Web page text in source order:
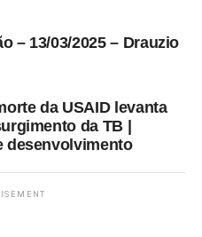
– 13/03/2025 – Drauzio
da USAID levanta
da TB |
desenvolvimento